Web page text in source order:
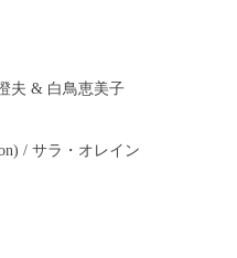
夫 & 白鳥恵美子
/ サラ・オレイン